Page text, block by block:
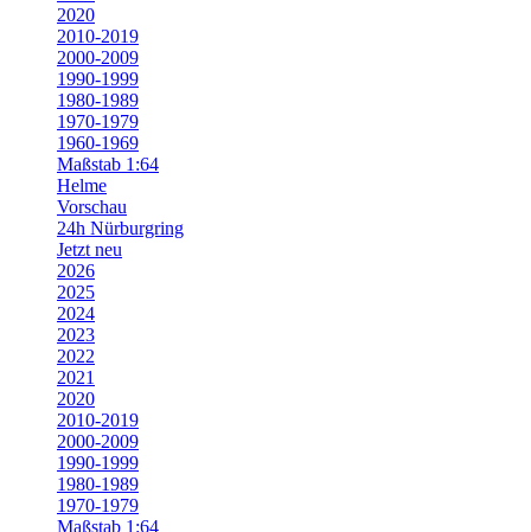
2020
2010-2019
2000-2009
1990-1999
1980-1989
1970-1979
1960-1969
Maßstab 1:64
Helme
Vorschau
24h Nürburgring
Jetzt neu
2026
2025
2024
2023
2022
2021
2020
2010-2019
2000-2009
1990-1999
1980-1989
1970-1979
Maßstab 1:64